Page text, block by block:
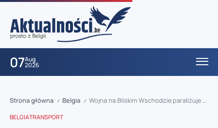
07Aug
2026
Strona główna / Belgia / Wojna na Bliskim Wschodzie paraliżuje światowy ruch lotniczy – kilkanaście lotów odwołanych z Brussels Airport
BELGIATRANSPORT